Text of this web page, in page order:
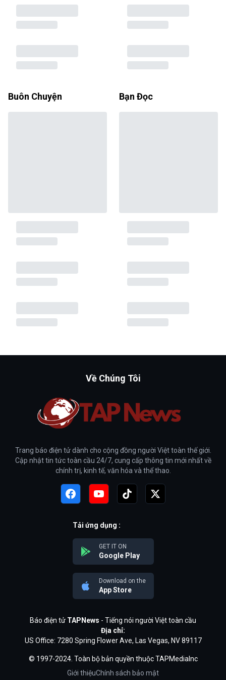
Buôn Chuyện Bạn Đọc
Về Chúng Tôi
Trang báo điện tử dành cho cộng đồng người Việt toàn thế giới.
Cập nhật tin tức toàn cầu 24/7, cung cấp thông tin mới nhất về
chính trị, kinh tế, văn hóa và thể thao.
Tải ứng dụng :
GET IT ON
Google Play
Download on the
App Store
Báo điện tử TAPNews - Tiếng nói người Việt toàn cầu
Địa chỉ:
US Office: 7280 Spring Flower Ave, Las Vegas, NV 89117
© 1997-2024. Toàn bộ bản quyền thuộc TAPMediaInc
Giới thiệuChính sách bảo mật